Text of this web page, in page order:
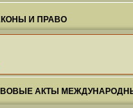
И ПРАВО
АКТЫ